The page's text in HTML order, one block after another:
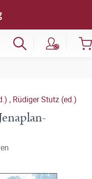
, Rüdiger Stutz (ed.)